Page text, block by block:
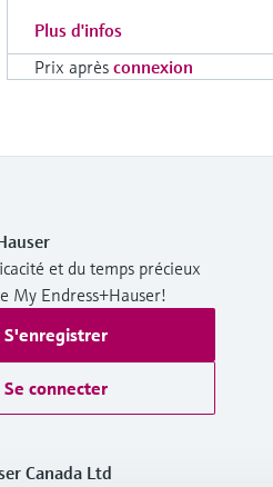
Plus d'infos
Prix après connexion
et du temps précieux
My Endress+Hauser!
S'enregistrer
Se connecter
Canada Ltd